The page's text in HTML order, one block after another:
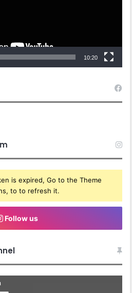
10:20
is expired, Go to the Theme
to to refresh it.
Follow us